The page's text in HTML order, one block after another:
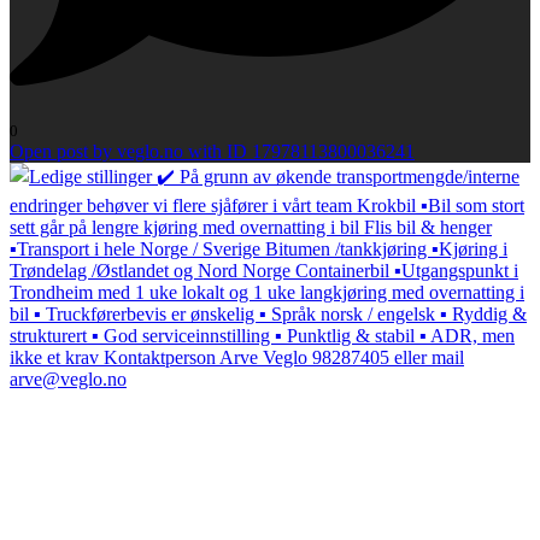
0
Open post by veglo.no with ID 17978113800036241